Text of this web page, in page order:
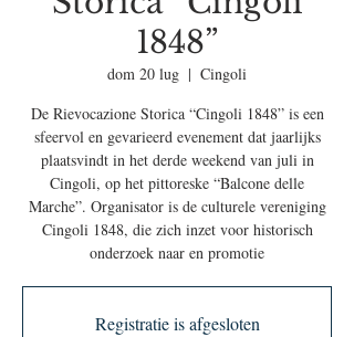
1848”
dom 20 lug
  |
Cingoli
De Rievocazione Storica “Cingoli 1848” is een
sfeervol en gevarieerd evenement dat jaarlijks
plaatsvindt in het derde weekend van juli in
Cingoli, op het pittoreske “Balcone delle
Marche”. Organisator is de culturele vereniging
Cingoli 1848, die zich inzet voor historisch
onderzoek naar en promotie
Registratie is afgesloten